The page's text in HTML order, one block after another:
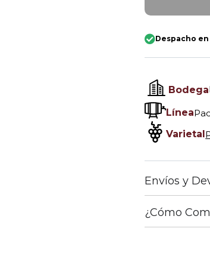
Despacho
Bodega
Línea
Varietal
Envíos y
¿Cómo